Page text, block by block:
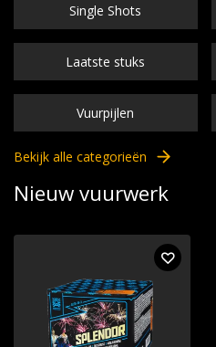
Single Shots
Laatste stuks
Vuurpijlen
Bekijk alle categorieën
Nieuw vuurwerk